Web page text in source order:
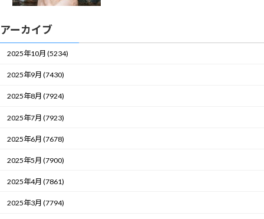
アーカイブ
2025年10月 (5234)
2025年9月 (7430)
2025年8月 (7924)
2025年7月 (7923)
2025年6月 (7678)
2025年5月 (7900)
2025年4月 (7861)
2025年3月 (7794)